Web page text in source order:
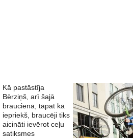
Kā pastāstīja
Bērziņš, arī šajā
braucienā, tāpat kā
iepriekš, braucēji tiks
aicināti ievērot ceļu
satiksmes